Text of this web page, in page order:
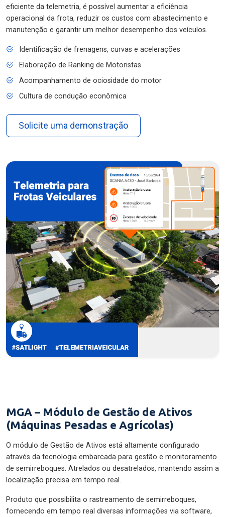
eficiente da telemetria, é possível aumentar a eficiência
operacional da frota, reduzir os custos com abastecimento e
manutenção e garantir um melhor desempenho dos veículos.
Identificação de frenagens, curvas e acelerações
Elaboração de Ranking de Motoristas
Acompanhamento de ociosidade do motor
Cultura de condução econômica
Solicite uma demonstração
MGA – Módulo de Gestão de Ativos
(Máquinas Pesadas e Agrícolas)
O módulo de Gestão de Ativos está altamente configurado
através da tecnologia embarcada para gestão e monitoramento
de semirreboques: Atrelados ou desatrelados, mantendo assim a
localização precisa em tempo real.
Produto que possibilita o rastreamento de semirreboques,
fornecendo em tempo real diversas informações via software,